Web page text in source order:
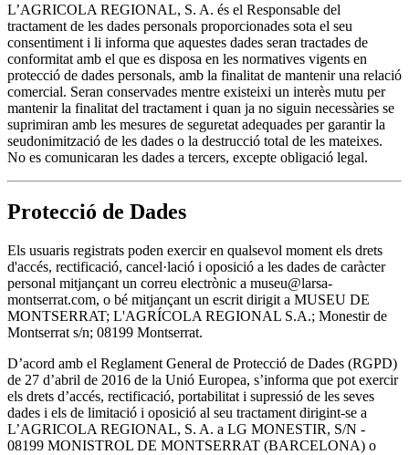
L’AGRICOLA REGIONAL, S. A. és el Responsable del
tractament de les dades personals proporcionades sota el seu
consentiment i li informa que aquestes dades seran tractades de
conformitat amb el que es disposa en les normatives vigents en
protecció de dades personals, amb la finalitat de mantenir una relació
comercial. Seran conservades mentre existeixi un interès mutu per
mantenir la finalitat del tractament i quan ja no siguin necessàries se
suprimiran amb les mesures de seguretat adequades per garantir la
seudonimització de les dades o la destrucció total de les mateixes.
No es comunicaran les dades a tercers, excepte obligació legal.
Protecció de Dades
Els usuaris registrats poden exercir en qualsevol moment els drets
d'accés, rectificació, cancel·lació i oposició a les dades de caràcter
personal mitjançant un correu electrònic a museu@larsa-
montserrat.com, o bé mitjançant un escrit dirigit a MUSEU DE
MONTSERRAT; L'AGRÍCOLA REGIONAL S.A.; Monestir de
Montserrat s/n; 08199 Montserrat.
D’acord amb el Reglament General de Protecció de Dades (RGPD)
de 27 d’abril de 2016 de la Unió Europea, s’informa que pot exercir
els drets d’accés, rectificació, portabilitat i supressió de les seves
dades i els de limitació i oposició al seu tractament dirigint-se a
L’AGRICOLA REGIONAL, S. A. a LG MONESTIR, S/N -
08199 MONISTROL DE MONTSERRAT (BARCELONA) o